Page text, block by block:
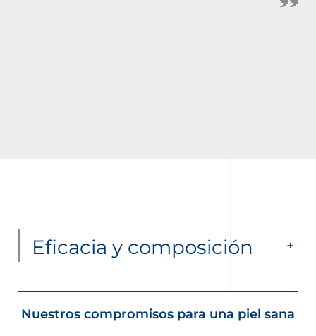
Eficacia y composición
Nuestros compromisos para una piel sana